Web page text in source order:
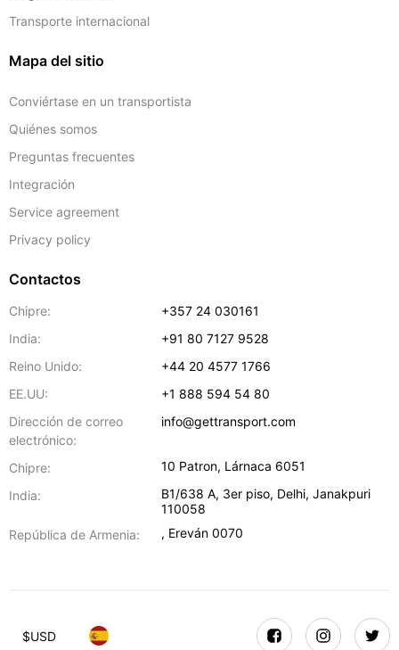
Transporte internacional
Mapa del sitio
Conviértase en un transportista
Quiénes somos
Preguntas frecuentes
Integración
Service agreement
Privacy policy
Contactos
Chipre:
+357 24 030161
India:
+91 80 7127 9528
Reino Unido:
+44 20 4577 1766
EE.UU:
+1 888 594 54 80
Dirección de correo
electrónico:
info@gettransport.com
Chipre: 10 Patron, Lárnaca 6051
India:
B1/638 A, 3er piso, Delhi,Janakpuri
110058
República de Armenia:
, Ereván 0070
$USD